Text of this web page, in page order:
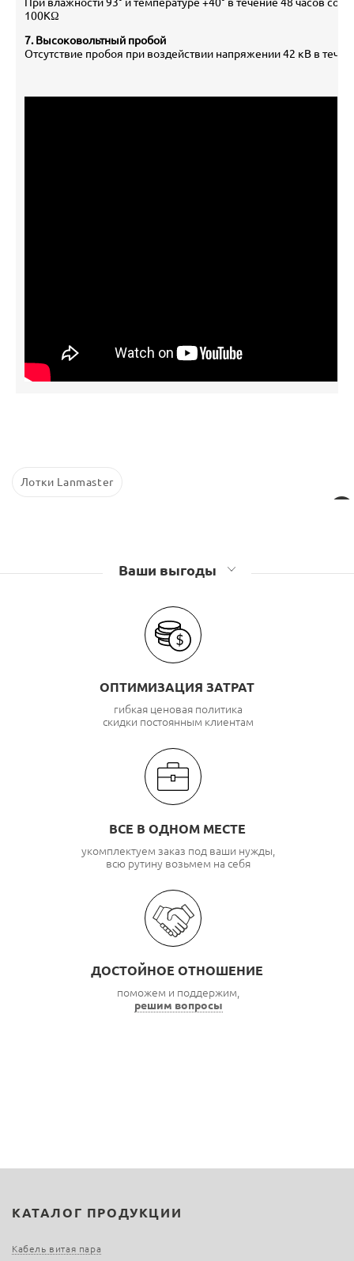
100KΩ
7. Высоковольтный пробой
Отсутствие пробоя при воздействии напряжении 42 кВ в
Лотки Lanmaster
Ваши выгоды
ОПТИМИЗАЦИЯ ЗАТРАТ
гибкая ценовая политика
скидки постоянным клиентам
ВСЕ В ОДНОМ МЕСТЕ
укомплектуем заказ под ваши нужды,
всю рутину возьмем на себя
ДОСТОЙНОЕ ОТНОШЕНИЕ
поможем и поддержим,
решим вопросы
КАТАЛОГ ПРОДУКЦИИ
Кабель витая пара